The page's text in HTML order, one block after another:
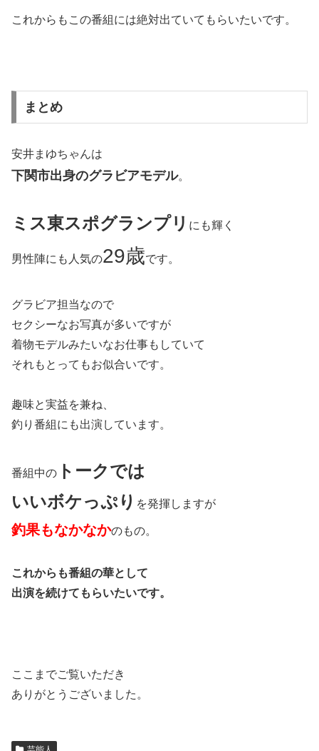
これからもこの番組には絶対出ていてもらいたいです。
まとめ
安井まゆちゃんは
下関市出身のグラビアモデル。
ミス東スポグランプリ にも輝く
男性陣にも人気の29歳です。
グラビア担当なので
セクシーなお写真が多いですが
着物モデルみたいなお仕事もしていて
それもとってもお似合いです。
趣味と実益を兼ね、
釣り番組にも出演しています。
番組中の
トークでは
いいボケっぷり を発揮しますが
釣果もなかなかのもの。
これからも番組の華として
出演を続けてもらいたいです。
ここまでご覧いただき
ありがとうございました。